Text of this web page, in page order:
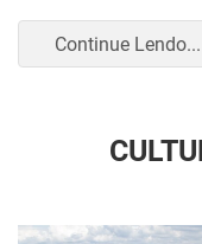
Continue Lendo...